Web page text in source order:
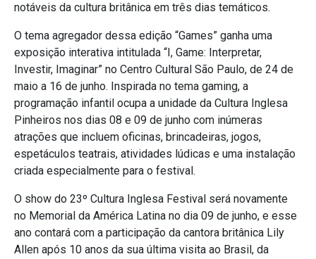
notáveis da cultura britânica em três dias temáticos.
O tema agregador dessa edição “Games” ganha uma
exposição interativa intitulada “I, Game: Interpretar,
Investir, Imaginar” no Centro Cultural São Paulo, de 24 de
maio a 16 de junho. Inspirada no tema gaming, a
programação infantil ocupa a unidade da Cultura Inglesa
Pinheiros nos dias 08 e 09 de junho com inúmeras
atrações que incluem oficinas, brincadeiras, jogos,
espetáculos teatrais, atividades lúdicas e uma instalação
criada especialmente para o festival.
O show do 23º Cultura Inglesa Festival será novamente
no Memorial da América Latina no dia 09 de junho, e esse
ano contará com a participação da cantora britânica Lily
Allen após 10 anos da sua última visita ao Brasil, da